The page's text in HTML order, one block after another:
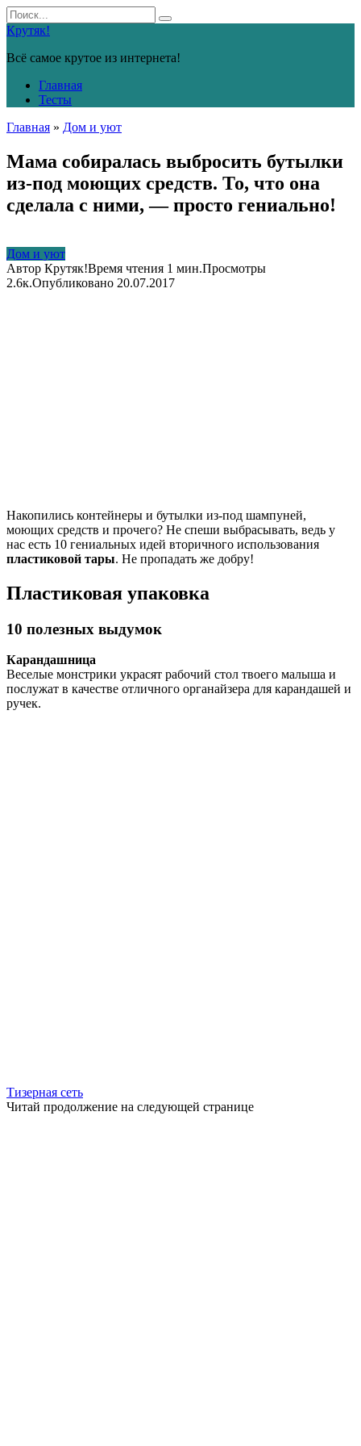
Перейти
к
контенту
Search
for:
Крутяк!
Всё самое крутое из интернета!
Главная
Тесты
Главная » Дом и уют
Мама собиралась выбросить бутылки
из-под моющих средств. То, что она
сделала с ними, — просто гениально!
Дом и уют
Автор Крутяк!Время чтения 1 мин.Просмотры
2.6к.Опубликовано 20.07.2017
Накопились контейнеры и бутылки из-под шампуней,
моющих средств и прочего? Не спеши выбрасывать, ведь у
нас есть 10 гениальных идей вторичного использования
пластиковой тары. Не пропадать же добру!
Пластиковая упаковка
10 полезных выдумок
Карандашница
Веселые монстрики украсят рабочий стол твоего малыша и
послужат в качестве отличного органайзера для карандашей и
ручек.
Тизерная сеть
Читай продолжение на следующей странице